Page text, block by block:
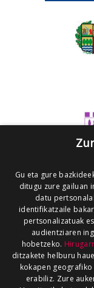
Gu eta gure
ditugu zure gailuan
datu
identifikatzaile
pertsonalizatuak
audientziaren
hobetzeko.
ditzakete helburu
kokapen
erabiliz. Zure